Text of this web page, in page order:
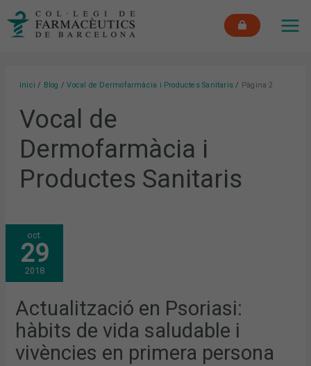
Inici Blog Vocal de Dermofarmàcia i Productes Sanitaris Pàgina 2
Vocal de
Dermofarmàcia i
Productes Sanitaris
oct.
29
2018
Actualització en Psoriasi:
hàbits de vida saludable i
vivències en primera persona
ACTUALITZACIÓ
EN
PSORIASI:
HÀBITS
DE
VIDA
SALUDABLE
VIVÈNCIES
EN
PRIMERA
PERSONA